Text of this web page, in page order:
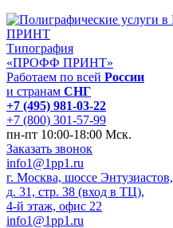
Типография
«ПРОФФ ПРИНТ»
Работаем по всей России
и странам СНГ
+7 (495) 981-03-22
+7 (800) 301-57-99
пн-пт 10:00-18:00 Мск.
Заказать звонок
info1@1pp1.ru
г. Москва, шоссе Энтузиастов,
д. 31, стр. 38 (вход в ТЦ),
4-й этаж, офис 22
info1@1pp1.ru